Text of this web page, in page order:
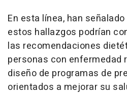
En esta línea, han
estos hallazgos podrían
las recomendaciones
personas con enfermedad
diseño de programas de
orientados a mejorar su